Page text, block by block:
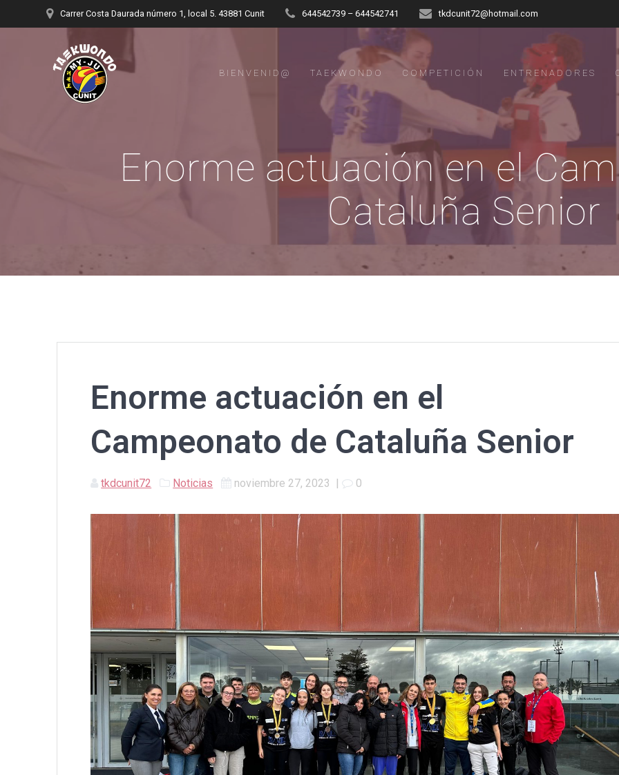
Carrer Costa Daurada número 1, local 5. 43881 Cunit 644542739 – 644542741 tkdcunit72@hotmail.com
BIENVENID@ TAEKWONDO COMPETICIÓN ENTRENADORES
Enorme actuación en el
Cataluña Senior
Enorme actuación en el
Campeonato de Cataluña Senior
tkdcunit72 Noticias noviembre 27, 2023 | 0